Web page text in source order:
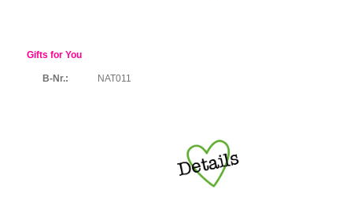
Gifts for You
B-Nr.: NAT011